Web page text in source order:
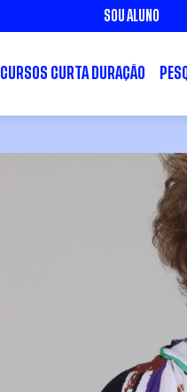
SOU ALUNO
CURSOS CURTA DURAÇÃO